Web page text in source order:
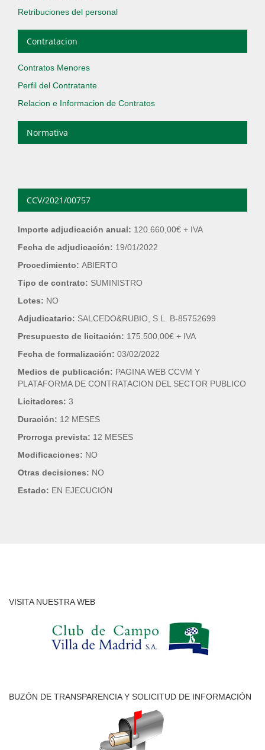
Retribuciones del personal
Contratacion
Contratos Menores
Perfil del Contratante
Relacion e Informacion de Contratos
Normativa
CCV/2021/00757
Importe adjudicación anual: 120.660,00€ + IVA
Fecha de adjudicación: 19/01/2022
Procedimiento: ABIERTO
Tipo de contrato: SUMINISTRO
Lotes: NO
Adjudicatario: SALCEDO&RUBIO, S.L. B-85752699
Presupuesto de licitación: 175.500,00€ + IVA
Fecha de formalización: 03/02/2022
Medios de publicación: PAGINA WEB CCVM Y
PLATAFORMA DE CONTRATACION DEL SECTOR PUBLICO
Licitadores: 3
Duración: 12 MESES
Prorroga prevista: 12 MESES
Modificaciones: NO
Otras decisiones: NO
Estado: EN EJECUCION
VISITA NUESTRA WEB
BUZÓN DE TRANSPARENCIA Y SOLICITUD DE INFORMACIÓN